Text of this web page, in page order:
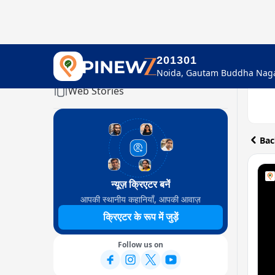
201301
Home
Web Stories
न्यूज़ क्रिएटर बनें
आपकी स्थानीय कहानियाँ, आपकी आवाज़
क्रिएटर के रूप में जुड़ें
Follow us on